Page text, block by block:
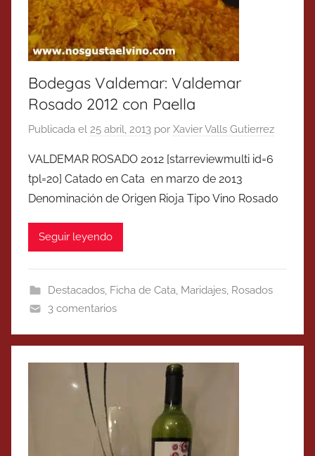
Bodegas Valdemar: Valdemar
Rosado 2012 con Paella
Publicada el 25 abril, 2013 por Xavier Valls Gutierrez
VALDEMAR ROSADO 2012 [starreviewmulti id=6
tpl=20] Catado en Cata en marzo de 2013
Denominación de Origen Rioja Tipo Vino Rosado
Seguir leyendo
Destacados, Ficha de Cata, Maridajes, Rosados
3 comentarios